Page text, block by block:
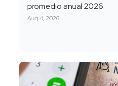
promedio anual 2026
Aug 4, 2026